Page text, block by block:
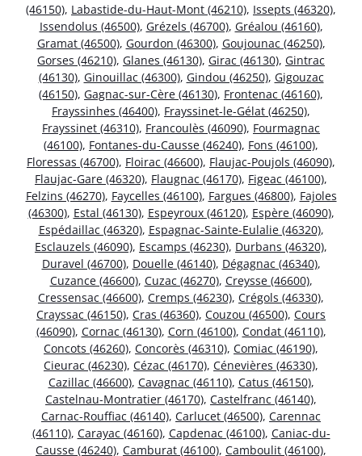
(46150), Labastide-du-Haut-Mont (46210), Issepts (46320),
Issendolus (46500), Grézels (46700), Gréalou (46160),
Gramat (46500), Gourdon (46300), Goujounac (46250),
Gorses (46210), Glanes (46130), Girac (46130), Gintrac
(46130), Ginouillac (46300), Gindou (46250), Gigouzac
(46150), Gagnac-sur-Cère (46130), Frontenac (46160),
Frayssinhes (46400), Frayssinet-le-Gélat (46250),
Frayssinet (46310), Francoulès (46090), Fourmagnac
(46100), Fontanes-du-Causse (46240), Fons (46100),
Floressas (46700), Floirac (46600), Flaujac-Poujols (46090),
Flaujac-Gare (46320), Flaugnac (46170), Figeac (46100),
Felzins (46270), Faycelles (46100), Fargues (46800), Fajoles
(46300), Estal (46130), Espeyroux (46120), Espère (46090),
Espédaillac (46320), Espagnac-Sainte-Eulalie (46320),
Esclauzels (46090), Escamps (46230), Durbans (46320),
Duravel (46700), Douelle (46140), Dégagnac (46340),
Cuzance (46600), Cuzac (46270), Creysse (46600),
Cressensac (46600), Cremps (46230), Crégols (46330),
Crayssac (46150), Cras (46360), Couzou (46500), Cours
(46090), Cornac (46130), Corn (46100), Condat (46110),
Concots (46260), Concorès (46310), Comiac (46190),
Cieurac (46230), Cézac (46170), Cénevières (46330),
Cazillac (46600), Cavagnac (46110), Catus (46150),
Castelnau-Montratier (46170), Castelfranc (46140),
Carnac-Rouffiac (46140), Carlucet (46500), Carennac
(46110), Carayac (46160), Capdenac (46100), Caniac-du-
Causse (46240), Camburat (46100), Camboulit (46100),